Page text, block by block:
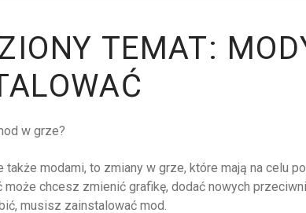
TEMAT:
w grze?
także modami, to zmiany w grze, które mają na celu
może chcesz zmienić grafikę, dodać nowych
musisz zainstalować mod.